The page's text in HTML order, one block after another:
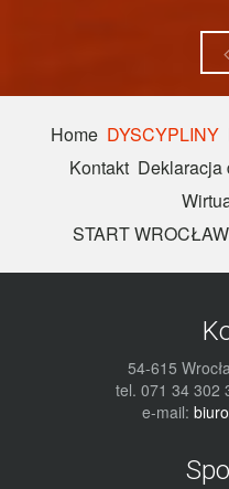
Home DYSCYPLINY
Kontakt Deklaracja
START
54-615
tel. 071 34 302
e-mail: